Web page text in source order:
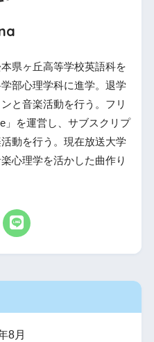
県ヶ丘高等学校英語科を
部心理学科に進学。退学
と音楽活動を行う。フリ
」を運営し、サブスクリプ
動を行う。現在放送大学
心理学を活かした曲作り
8月